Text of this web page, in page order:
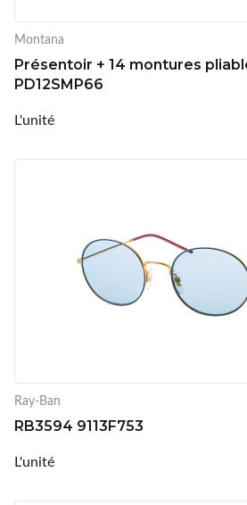
Montana
Présentoir + 14 montures
PD12SMP66
L'unité
Ray-Ban
RB3594 9113F753
L'unité